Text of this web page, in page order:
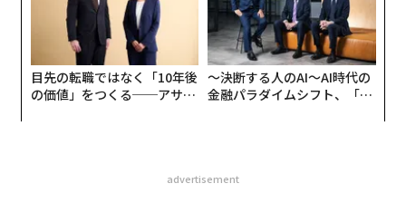
目先の転職ではなく「10年後
の価値」をつくる──アサイ
〜決断する人のAI〜AI時代の
金融パラダイムシフト、「超
advertisement